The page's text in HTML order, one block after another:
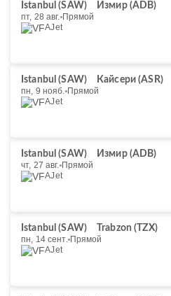
Istanbul (SAW)
Измир (ADB)
пт, 28 авг. Прямой
AJet
Istanbul (SAW)
Кайсери (ASR)
пн, 9 нояб. Прямой
AJet
Istanbul (SAW)
Измир (ADB)
чт, 27 авг. Прямой
AJet
Istanbul (SAW)
Trabzon (TZX)
пн, 14 сент. Прямой
AJet